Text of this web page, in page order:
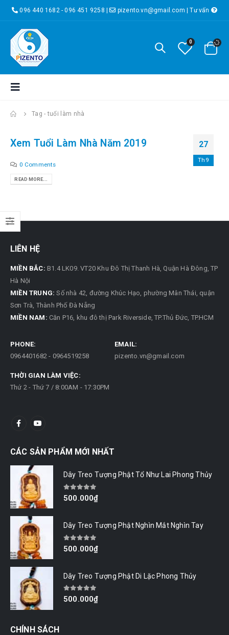
096 440 1682 - 096 451 9258 | pizento.vn@gmail.com |Tư vấn
0
Tag -tuổi làm nhà
27
Th9
Xem Tuổi Làm Nhà Năm 2019
0 Comments
READ MORE...
LIÊN HỆ
MIỀN BẮC: B1.4 LK09. VT20 Khu Đô Thị Thanh Hà, Quận Hà Đông, TP
Hà Nội
MIỀN TRUNG: Số nhà 42, đường Khúc Hạo, phường Mân Thái, quận
Sơn Trà, Thành Phố Đà Nẵng
MIỀN NAM: Căn P16, khu đô thị Park Riverside, TP.Thủ Đức, TP.HCM
PHONE:
0964401682 - 0964519258
EMAIL:
pizento.vn@gmail.com
THỜI GIAN LÀM VIỆC:
Thứ 2 - Thứ 7 / 8:00AM - 17:30PM
CÁC SẢN PHẨM MỚI NHẤT
Dây Treo Tượng Phật Tổ Như Lai Phong Thủy
0out of 5
500.000₫
Dây Treo Tượng Phật Nghìn Mắt Nghìn Tay
0out of 5
500.000₫
Dây Treo Tượng Phật Di Lặc Phong Thủy
0out of 5
500.000₫
CHÍNH SÁCH